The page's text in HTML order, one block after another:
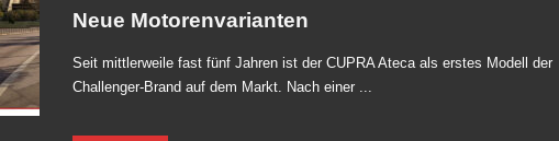
Neue Motorenvarianten
Seit mittlerweile fast fünf Jahren ist der CUPRA Ateca als erstes Modell der
Challenger-Brand auf dem Markt. Nach einer ...